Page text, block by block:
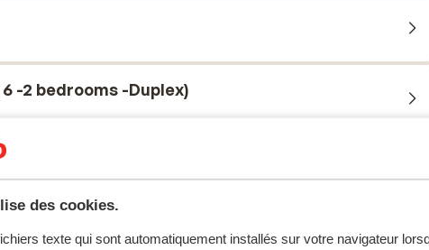
des cookies.
texte qui sont automatiquement installés sur votre navigateur
avec son port animé et l’accès à
De jolies plages se trouvent également
sites remarquables le long du littoral.
-2 bedrooms -Duplex)